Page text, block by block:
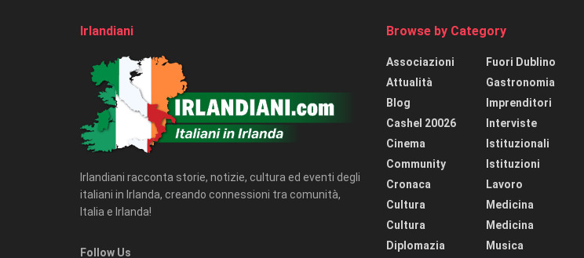
Irlandiani
Irlandiani racconta storie, notizie, cultura ed eventi degli
italiani in Irlanda, creando connessioni tra comunità,
Italia e Irlanda!
Follow Us
Browse by Category
Associazioni
Attualità
Blog
Cashel 20026
Cinema
Community
Cronaca
Cultura
Cultura
Diplomazia
Fuori Dublino
Gastronomia
Imprenditori
Interviste
Istituzionali
Istituzioni
Lavoro
Medicina
Medicina
Musica